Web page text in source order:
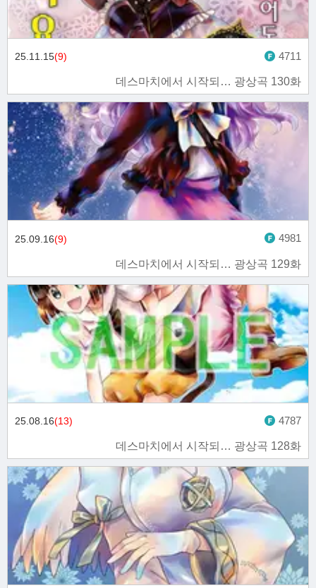
데스마치에서 시작되… 광상곡 130화
25.11.15(9) 4711
데스마치에서 시작되… 광상곡 129화
25.09.16(9) 4981
데스마치에서 시작되… 광상곡 128화
25.08.16(13) 4787